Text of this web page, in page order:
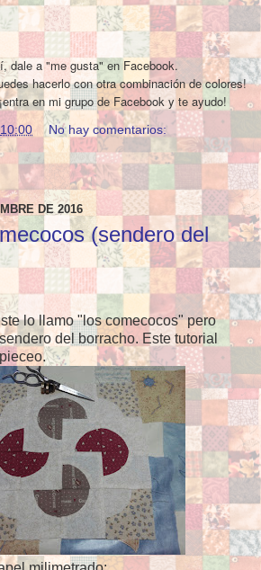
dale a "me gusta" en Facebook.
hacerlo con otra combinación de colores!
en mi grupo de Facebook y te ayudo!
10:00 No hay comentarios:
DE 2016
(sendero del
lo llamo "los comecocos" pero
del borracho. Este tutorial